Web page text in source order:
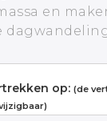
op: (de